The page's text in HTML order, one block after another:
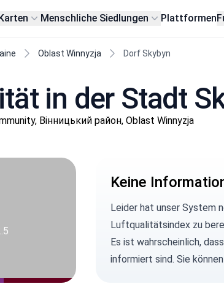
Menschliche Siedlungen Plattformen
Oblast Winnyzja Dorf Skybyn
in der Stadt
Вінницький район, Oblast Winnyzja
Keine
Leider hat unser System
Luftqualitätsindex zu
Es ist wahrscheinlich,
informiert sind. Sie